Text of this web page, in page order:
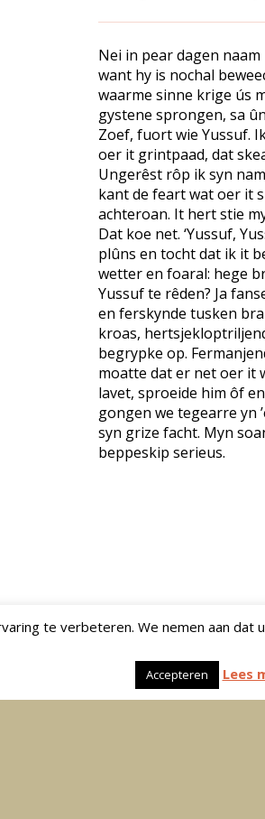
Nei in pear dagen
want hy is nochal
waarme sinne krige ús
gystene sprongen, sa
Zoef, fuort wie Yussuf.
oer it grintpaad, dat
Ungerêst rôp ik syn
kant de feart wat oer it
achteroan. It hert stie
Dat koe net. ‘Yussuf,
plûns en tocht dat ik it
wetter en foaral: hege
Yussuf te rêden? Ja
en ferskynde tusken
kroas,
begrypke op.
moatte dat er net oer it
lavet, sproeide him ôf
gongen we tegearre yn
syn grize facht. Myn
beppeskip serieus.
te verbeteren. We nemen aan dat
Accepteren Lees